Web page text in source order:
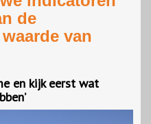
de
van
en kijk eerst wat